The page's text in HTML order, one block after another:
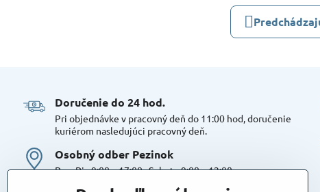
Doručenie do 24 hod​.
Pri objednávke v pracovný deň do 11:00 hod, doručenie
kuriérom nasledujúci pracovný deň.
Osobný odber Pezinok
Po – Pia 9:00 – 17:00 , Sobota 9:00 – 12:00